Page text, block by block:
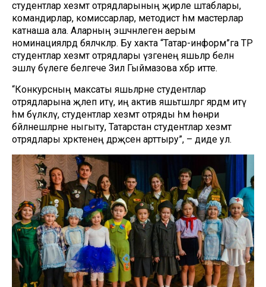
студентлар хезмәт отрядларының җирле штаблары,
командирлар, комиссарлар, методист һәм мастерлар
катнаша ала. Аларның эшчәнлеген аерым
номинацияләрдә бәяләчәкләр. Бу хакта “Татар-информ”га ТР
студентлар хезмәт отрядлары үзәгенең яшьләр белән
эшләү бүлеге белгече Зилә Гыймазова хәбәр итте.
“Конкурсның максаты яшьләрне студентлар
отрядларына җәлеп итү, иң актив яшьтәшләргә ярдәм итү
һәм бүләкләү, студентлар хезмәт отряды һәм һөнәри
бәйләнешләрне ныгыту, Татарстан студентлар хезмәт
отрядлары хәрәкәтенең дәрәҗәсен арттыру”, – диде ул.